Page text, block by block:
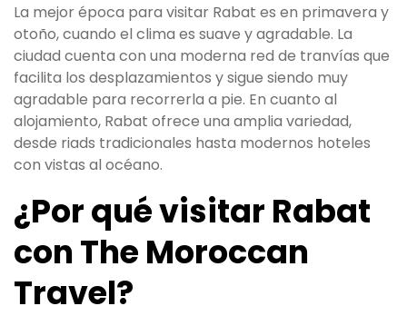
La mejor época para visitar Rabat es en primavera y
otoño, cuando el clima es suave y agradable. La
ciudad cuenta con una moderna red de tranvías que
facilita los desplazamientos y sigue siendo muy
agradable para recorrerla a pie. En cuanto al
alojamiento, Rabat ofrece una amplia variedad,
desde riads tradicionales hasta modernos hoteles
con vistas al océano.
¿Por qué visitar Rabat
con The Moroccan
Travel?